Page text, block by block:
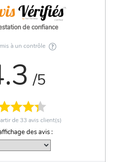
de confiance
à un contrôle
/5
de 33 avis client(s)
des avis :